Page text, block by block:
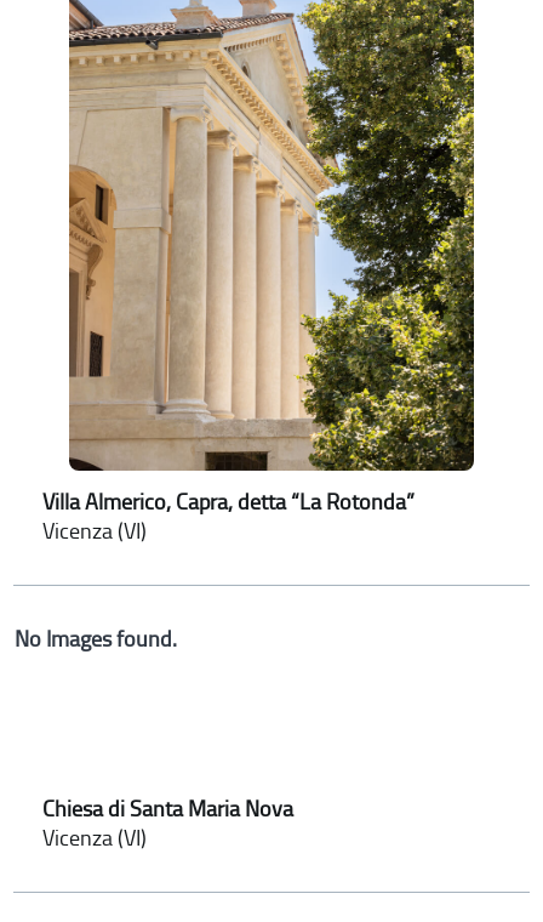
Villa Almerico, Capra, detta “La Rotonda”
Vicenza (VI)
No Images found.
Chiesa di Santa Maria Nova
Vicenza (VI)